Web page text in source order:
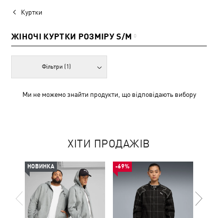
Куртки
ЖІНОЧІ КУРТКИ РОЗМІРУ S/M 0
Фільтри (1)
Ми не можемо знайти продукти, що відповідають вибору
ХІТИ ПРОДАЖІВ
НОВИНКА -69%